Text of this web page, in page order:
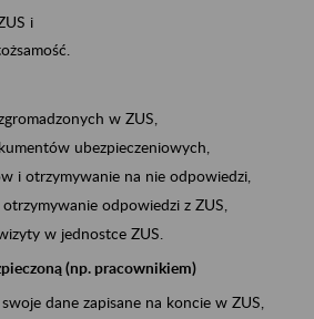
i
w ZUS,
ubezpieczeniowych,
i otrzymywanie na nie odpowiedzi,
odpowiedzi z ZUS,
w jednostce ZUS.
(np. pracownikiem)
dane zapisane na koncie w ZUS,